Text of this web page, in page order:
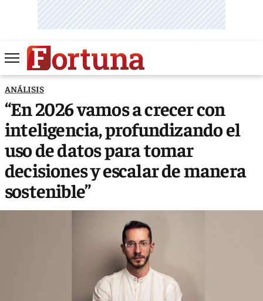
ANÁLISIS
“En 2026 vamos a crecer con
inteligencia, profundizando el
uso de datos para tomar
decisiones y escalar de manera
sostenible”